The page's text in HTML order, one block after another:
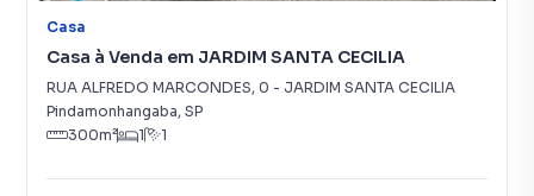
Casa
Casa à Venda em JARDIM SANTA CECILIA
RUA ALFREDO MARCONDES, 0 - JARDIM SANTA CECILIA
Pindamonhangaba, SP
300m² 1 1